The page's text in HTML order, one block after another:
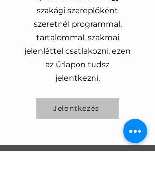
szakági szereplőként
szeretnél programmal,
tartalommal, szakmai
jelenléttel csatlakozni, ezen
az űrlapon tudsz
jelentkezni.
Jelentkezés